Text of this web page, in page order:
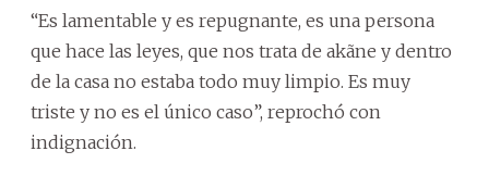
“Es lamentable y es repugnante, es una persona
que hace las leyes, que nos trata de akãne y dentro
de la casa no estaba todo muy limpio. Es muy
triste y no es el único caso”, reprochó con
indignación.